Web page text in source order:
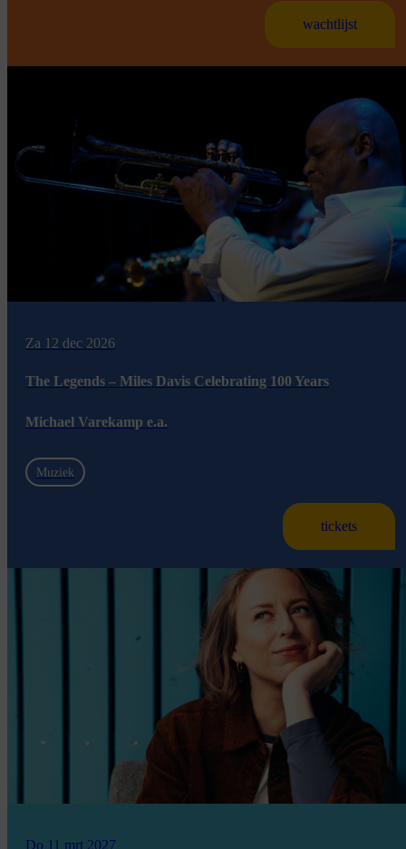
wachtlijst
Za 12 dec 2026
The Legends – Miles Davis Celebrating 100 Years
Michael Varekamp e.a.
Muziek
tickets
Do 11 mrt 2027